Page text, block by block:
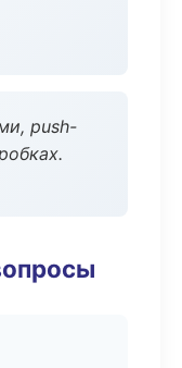
push-